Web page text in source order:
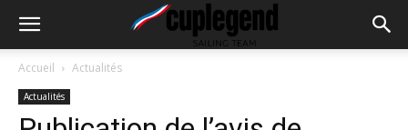
Accueil Actualités
Actualités